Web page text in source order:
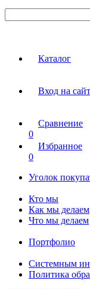
Каталог
Вход на сайт
Сравнение
0
Избранное
0
Уголок
Кто мы
Как мы делаем
Что мы делаем
Портфолио
Системным
Политика